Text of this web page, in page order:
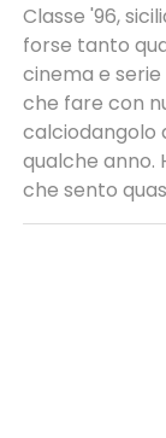
Classe '96,
forse tanto
cinema e
che fare con
calciodangolo
qualche anno.
che sento